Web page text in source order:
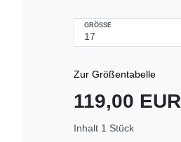
GRÖSSE
Zur Größentabelle
119,00 EUR
Inhalt 1 Stück